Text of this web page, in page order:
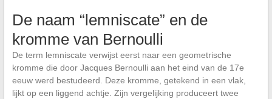
De naam “lemniscate” en de
kromme van Bernoulli
De term lemniscate verwijst eerst naar een geometrische
kromme die door Jacques Bernoulli aan het eind van de 17e
eeuw werd bestudeerd. Deze kromme, getekend in een vlak,
lijkt op een liggend achtje. Zijn vergelijking produceert twee